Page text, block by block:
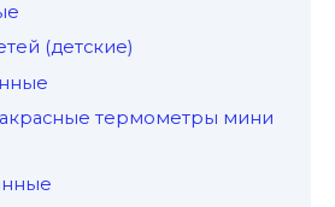
(детские)
термометры мини